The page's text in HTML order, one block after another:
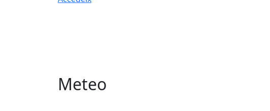
Meteo